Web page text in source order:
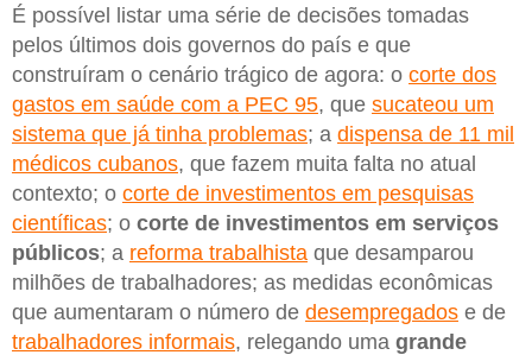
É possível listar uma série de decisões tomadas
pelos últimos dois governos do país e que
construíram o cenário trágico de agora: o corte dos
gastos em saúde com a PEC 95, que sucateou um
sistema que já tinha problemas; a dispensa de 11 mil
médicos cubanos, que fazem muita falta no atual
contexto; o corte de investimentos em pesquisas
científicas; o corte de investimentos em serviços
públicos; a reforma trabalhista que desamparou
milhões de trabalhadores; as medidas econômicas
que aumentaram o número de desempregados e de
trabalhadores informais, relegando uma grande